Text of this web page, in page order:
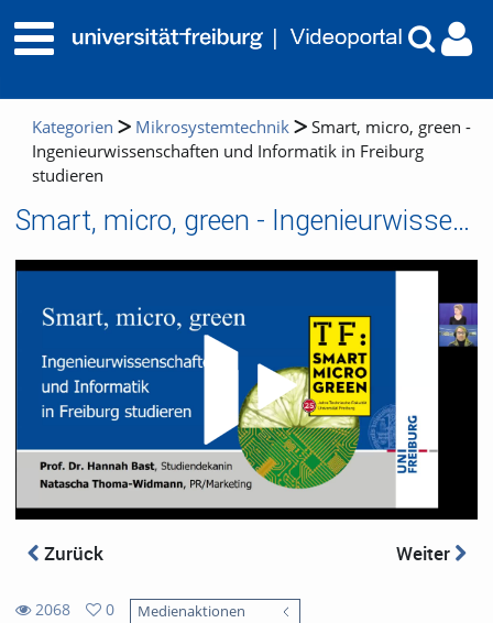
Kategorien Mikrosystemtechnik
Smart, micro, green -
Ingenieurwissenschaften und Informatik in Freiburg
studieren
Smart, micro, green - Ingenieurwissenschaften und Informatik in Freiburg studieren
Zurück Weiter
2068
0
Medienaktionen